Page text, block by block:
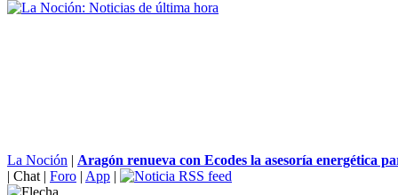
La Noción | Aragón renueva con Ecodes la asesoría energética
| Chat | Foro | App |